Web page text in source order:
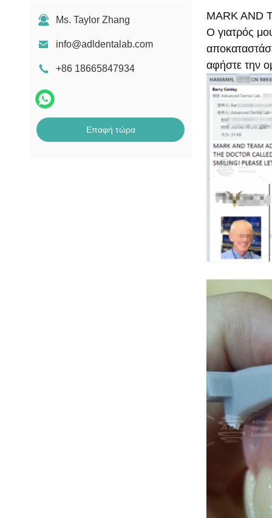
Ms. Taylor Zhang
info@adldentalab.com
+86 18665847934
Επαφή τώρα
MARK AND
Ο γιατρός
αφήστε την